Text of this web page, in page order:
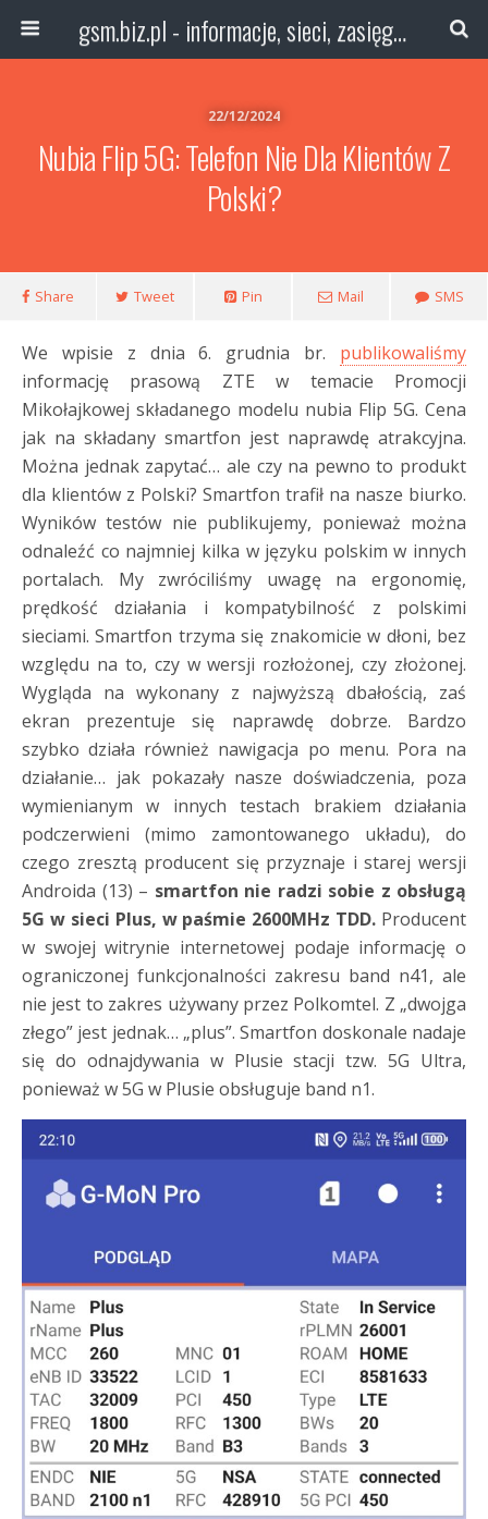
gsm.biz.pl - informacje, sieci, zasięg technologie
22/12/2024
Nubia Flip 5G: Telefon Nie Dla Klientów Z
Polski?
Share Tweet Pin Mail SMS
We wpisie z dnia 6. grudnia br. publikowaliśmy
informację prasową ZTE w temacie Promocji
Mikołajkowej składanego modelu nubia Flip 5G. Cena
jak na składany smartfon jest naprawdę atrakcyjna.
Można jednak zapytać… ale czy na pewno to produkt
dla klientów z Polski? Smartfon trafił na nasze biurko.
Wyników testów nie publikujemy, ponieważ można
odnaleźć co najmniej kilka w języku polskim w innych
portalach. My zwróciliśmy uwagę na ergonomię,
prędkość działania i kompatybilność z polskimi
sieciami. Smartfon trzyma się znakomicie w dłoni, bez
względu na to, czy w wersji rozłożonej, czy złożonej.
Wygląda na wykonany z najwyższą dbałością, zaś
ekran prezentuje się naprawdę dobrze. Bardzo
szybko działa również nawigacja po menu. Pora na
działanie… jak pokazały nasze doświadczenia, poza
wymienianym w innych testach brakiem działania
podczerwieni (mimo zamontowanego układu), do
czego zresztą producent się przyznaje i starej wersji
Androida (13) – smartfon nie radzi sobie z obsługą
5G w sieci Plus, w paśmie 2600MHz TDD. Producent
w swojej witrynie internetowej podaje informację o
ograniczonej funkcjonalności zakresu band n41, ale
nie jest to zakres używany przez Polkomtel. Z „dwojga
złego” jest jednak… „plus”. Smartfon doskonale nadaje
się do odnajdywania w Plusie stacji tzw. 5G Ultra,
ponieważ w 5G w Plusie obsługuje band n1.